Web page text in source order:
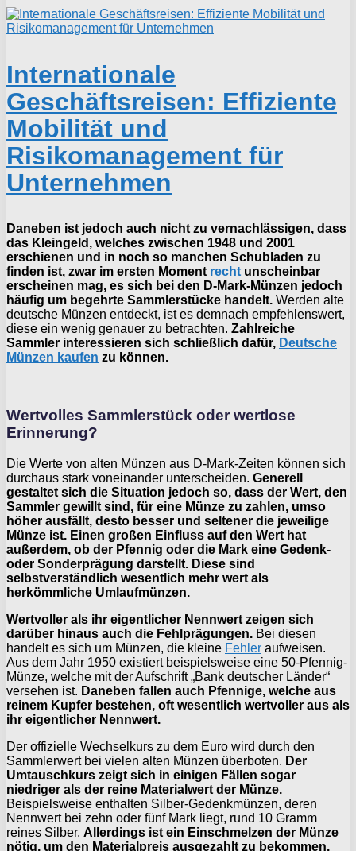
Internationale
Geschäftsreisen: Effiziente
Mobilität und
Risikomanagement für
Unternehmen
Daneben ist jedoch auch nicht zu vernachlässigen, dass
das Kleingeld, welches zwischen 1948 und 2001
erschienen und in noch so manchen Schubladen zu
finden ist, zwar im ersten Moment recht unscheinbar
erscheinen mag, es sich bei den D-Mark-Münzen jedoch
häufig um begehrte Sammlerstücke handelt. Werden alte
deutsche Münzen entdeckt, ist es demnach empfehlenswert,
diese ein wenig genauer zu betrachten. Zahlreiche
Sammler interessieren sich schließlich dafür, Deutsche
Münzen kaufen zu können.
Wertvolles Sammlerstück oder wertlose
Erinnerung?
Die Werte von alten Münzen aus D-Mark-Zeiten können sich
durchaus stark voneinander unterscheiden. Generell
gestaltet sich die Situation jedoch so, dass der Wert, den
Sammler gewillt sind, für eine Münze zu zahlen, umso
höher ausfällt, desto besser und seltener die jeweilige
Münze ist. Einen großen Einfluss auf den Wert hat
außerdem, ob der Pfennig oder die Mark eine Gedenk-
oder Sonderprägung darstellt. Diese sind
selbstverständlich wesentlich mehr wert als
herkömmliche Umlaufmünzen.
Wertvoller als ihr eigentlicher Nennwert zeigen sich
darüber hinaus auch die Fehlprägungen. Bei diesen
handelt es sich um Münzen, die kleine Fehler aufweisen.
Aus dem Jahr 1950 existiert beispielsweise eine 50-Pfennig-
Münze, welche mit der Aufschrift „Bank deutscher Länder“
versehen ist. Daneben fallen auch Pfennige, welche aus
reinem Kupfer bestehen, oft wesentlich wertvoller aus als
ihr eigentlicher Nennwert.
Der offizielle Wechselkurs zu dem Euro wird durch den
Sammlerwert bei vielen alten Münzen überboten. Der
Umtauschkurs zeigt sich in einigen Fällen sogar
niedriger als der reine Materialwert der Münze.
Beispielsweise enthalten Silber-Gedenkmünzen, deren
Nennwert bei zehn oder fünf Mark liegt, rund 10 Gramm
reines Silber. Allerdings ist ein Einschmelzen der Münze
nötig, um den Materialpreis ausgezahlt zu bekommen.